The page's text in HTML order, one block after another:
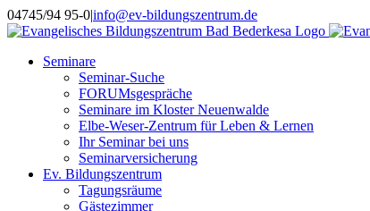
Skip
to
Instagram
04745/94 95-0|info@ev-bildungszentrum.de
Seminare
Seminar-Suche
FORUMsgespräche
Seminare im Kloster Neuenwalde
Elbe-Weser-Zentrum für Leben & Lernen
Ihr Seminar bei uns
Seminarversicherung
Ev. Bildungszentrum
Tagungsräume
Gästezimmer